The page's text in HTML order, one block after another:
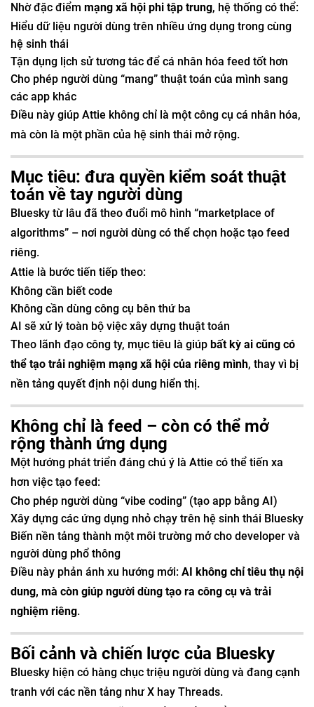
Nhờ đặc điểm mạng xã hội phi tập trung, hệ thống có thể:
Hiểu dữ liệu người dùng trên nhiều ứng dụng trong cùng
hệ sinh thái
Tận dụng lịch sử tương tác để cá nhân hóa feed tốt hơn
Cho phép người dùng “mang” thuật toán của mình sang
các app khác
Điều này giúp Attie không chỉ là một công cụ cá nhân hóa,
mà còn là một phần của hệ sinh thái mở rộng.
Mục tiêu: đưa quyền kiểm soát thuật
toán về tay người dùng
Bluesky từ lâu đã theo đuổi mô hình “marketplace of
algorithms” – nơi người dùng có thể chọn hoặc tạo feed
riêng.
Attie là bước tiến tiếp theo:
Không cần biết code
Không cần dùng công cụ bên thứ ba
AI sẽ xử lý toàn bộ việc xây dựng thuật toán
Theo lãnh đạo công ty, mục tiêu là giúp bất kỳ ai cũng có
thể tạo trải nghiệm mạng xã hội của riêng mình, thay vì bị
nền tảng quyết định nội dung hiển thị.
Không chỉ là feed – còn có thể mở
rộng thành ứng dụng
Một hướng phát triển đáng chú ý là Attie có thể tiến xa
hơn việc tạo feed:
Cho phép người dùng “vibe coding” (tạo app bằng AI)
Xây dựng các ứng dụng nhỏ chạy trên hệ sinh thái Bluesky
Biến nền tảng thành một môi trường mở cho developer và
người dùng phổ thông
Điều này phản ánh xu hướng mới: AI không chỉ tiêu thụ nội
dung, mà còn giúp người dùng tạo ra công cụ và trải
nghiệm riêng.
Bối cảnh và chiến lược của Bluesky
Bluesky hiện có hàng chục triệu người dùng và đang cạnh
tranh với các nền tảng như X hay Threads.